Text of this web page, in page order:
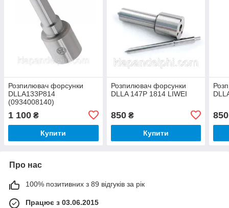
Розпилювач форсунки
DLLA133P814
(0934008140)
1 100 ₴
Купити
Розпилювач форсунки
DLLA 147P 1814 LIWEI
850₴
Купити
850
Про нас
100% позитивних з 89 відгуків за рік
Працює з 03.06.2015